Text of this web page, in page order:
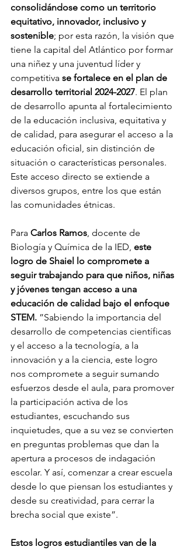
consolidándose como un territorio
equitativo, innovador, inclusivo y
sostenible; por esta razón, la visión que
tiene la capital del Atlántico por formar
una niñez y una juventud líder y
competitiva se fortalece en el plan de
desarrollo territorial 2024-2027. El plan
de desarrollo apunta al fortalecimiento
de la educación inclusiva, equitativa y
de calidad, para asegurar el acceso a la
educación oficial, sin distinción de
situación o características personales.
Este acceso directo se extiende a
diversos grupos, entre los que están
las comunidades étnicas.
Para Carlos Ramos , docente de
Biología y Química de la IED, este
logro de Shaiel lo compromete a
seguir trabajando para que niños, niñas
y jóvenes tengan acceso a una
educación de calidad bajo el enfoque
STEM. ”Sabiendo la importancia del
desarrollo de competencias científicas
y el acceso a la tecnología, a la
innovación y a la ciencia, este logro
nos compromete a seguir sumando
esfuerzos desde el aula, para promover
la participación activa de los
estudiantes, escuchando sus
inquietudes, que a su vez se convierten
en preguntas problemas que dan la
apertura a procesos de indagación
escolar. Y así, comenzar a crear escuela
desde lo que piensan los estudiantes y
desde su creatividad, para cerrar la
brecha social que existe”.
Estos logros estudiantiles van de la